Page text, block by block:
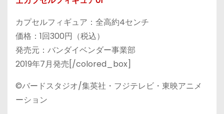
カプセルフィギュア：全高約4センチ
価格：1回300円（税込）
発売元：バンダイベンダー事業部
2019年7月発売[/colored_box]
©バードスタジオ/集英社・フジテレビ・東映アニメ
ーション